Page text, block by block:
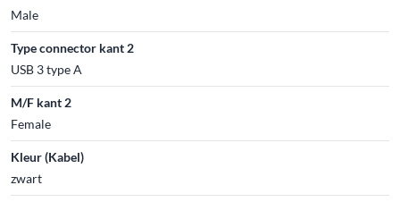
Male
Type connector kant 2
USB 3 type A
M/F kant 2
Female
Kleur (Kabel)
zwart